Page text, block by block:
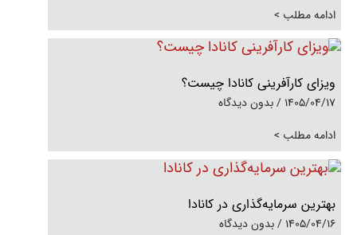
ادامه مطلب >
ویزای کارآفرینی کانادا چیست؟
1405/04/17
بدون دیدگاه
ادامه مطلب >
بهترین سرمایه‌گذاری در کانادا
1405/04/16
بدون دیدگاه